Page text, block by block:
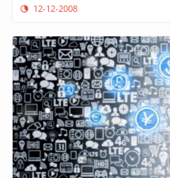
12-12-2008